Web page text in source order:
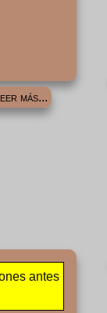
más...
antes